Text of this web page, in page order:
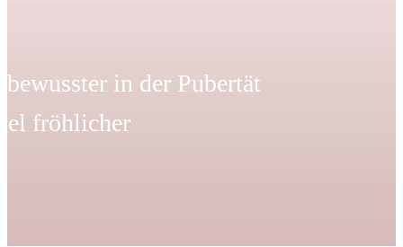
in der Pubertät
fröhlicher